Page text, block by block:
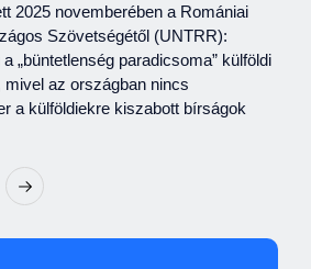
2025 novemberében a Romániai
Szövetségétől (UNTRR):
„büntetlenség paradicsoma” külföldi
az országban nincs
a külföldiekre kiszabott bírságok